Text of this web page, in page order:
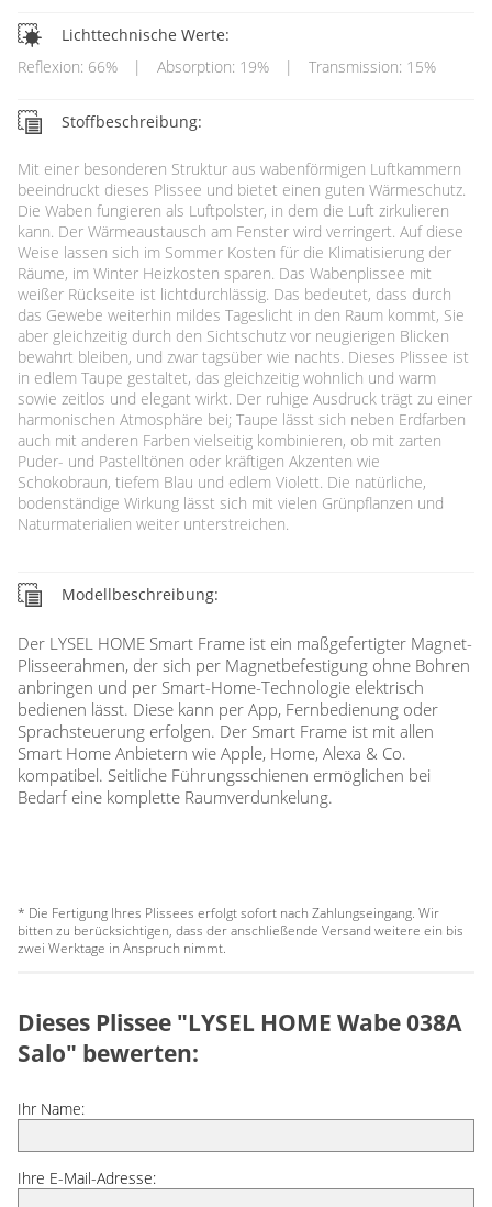
Lichttechnische Werte:
Reflexion: 66%
| Absorption: 19% | Transmission: 15%
Stoffbeschreibung:
Mit einer besonderen Struktur aus wabenförmigen Luftkammern
beeindruckt dieses Plissee und bietet einen guten Wärmeschutz.
Die Waben fungieren als Luftpolster, in dem die Luft zirkulieren
kann. Der Wärmeaustausch am Fenster wird verringert. Auf diese
Weise lassen sich im Sommer Kosten für die Klimatisierung der
Räume, im Winter Heizkosten sparen. Das Wabenplissee mit
weißer Rückseite ist lichtdurchlässig. Das bedeutet, dass durch
das Gewebe weiterhin mildes Tageslicht in den Raum kommt, Sie
aber gleichzeitig durch den Sichtschutz vor neugierigen Blicken
bewahrt bleiben, und zwar tagsüber wie nachts. Dieses Plissee ist
in edlem Taupe gestaltet, das gleichzeitig wohnlich und warm
sowie zeitlos und elegant wirkt. Der ruhige Ausdruck trägt zu einer
harmonischen Atmosphäre bei; Taupe lässt sich neben Erdfarben
auch mit anderen Farben vielseitig kombinieren, ob mit zarten
Puder- und Pastelltönen oder kräftigen Akzenten wie
Schokobraun, tiefem Blau und edlem Violett. Die natürliche,
bodenständige Wirkung lässt sich mit vielen Grünpflanzen und
Naturmaterialien weiter unterstreichen.
Modellbeschreibung:
Der LYSEL HOME Smart Frame ist ein maßgefertigter Magnet-
Plisseerahmen, der sich per Magnetbefestigung ohne Bohren
anbringen und per Smart-Home-Technologie elektrisch
bedienen lässt. Diese kann per App, Fernbedienung oder
Sprachsteuerung erfolgen. Der Smart Frame ist mit allen
Smart Home Anbietern wie Apple, Home, Alexa & Co.
kompatibel. Seitliche Führungsschienen ermöglichen bei
Bedarf eine komplette Raumverdunkelung.
* Die Fertigung Ihres Plissees erfolgt sofort nach Zahlungseingang. Wir
bitten zu berücksichtigen, dass der anschließende Versand weitere ein bis
zwei Werktage in Anspruch nimmt.
Dieses Plissee "LYSEL HOME Wabe 038A
Salo" bewerten:
Ihr Name:
Ihre E-Mail-Adresse: